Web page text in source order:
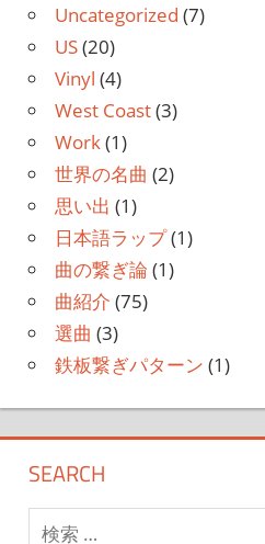
Uncategorized (7)
US(20)
Vinyl (4)
West Coast(3)
Work(1)
世界の名曲 (2)
思い出 (1)
日本語ラップ(1)
曲の繋ぎ論 (1)
曲紹介 (75)
選曲 (3)
鉄板繋ぎパターン (1)
SEARCH